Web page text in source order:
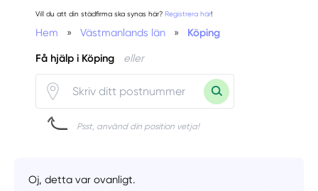
Vill du att din städfirma ska synas här? Registrera här!
Hem » Västmanlands län » Köping
Få hjälp i Köping eller
Psst, använd din position vetja!
Oj, detta var ovanligt.